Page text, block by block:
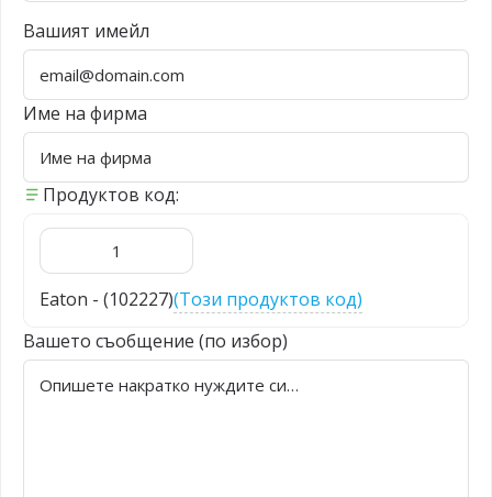
Вашият имейл
Име на фирма
Продуктов код:
Eaton - (102227)(Този продуктов код)
Вашето съобщение (по избор)